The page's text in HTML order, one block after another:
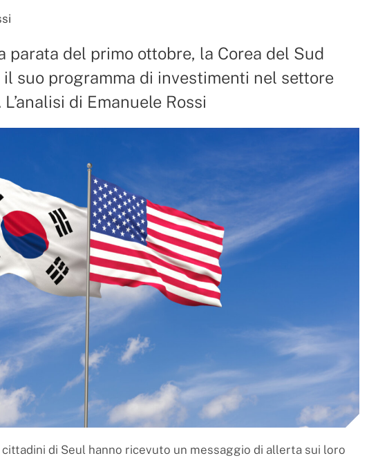
parata del primo ottobre, la Corea del Sud
suo programma di investimenti nel settore
di Emanuele Rossi
di Seul hanno ricevuto un messaggio di allerta sui loro